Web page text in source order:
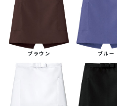
ブラウン ブルー